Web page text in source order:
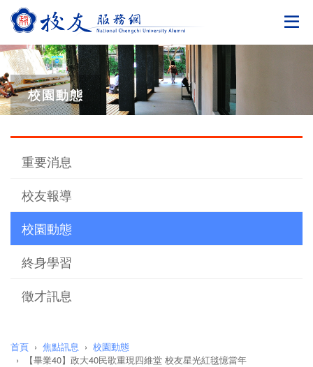
切
校園動態
重要消息
校友報導
校園動態
終身學習
徵才訊息
首頁 焦點訊息
校園動態
【畢業40】政大40民歌重現四維堂 校友星光紅毯憶當年